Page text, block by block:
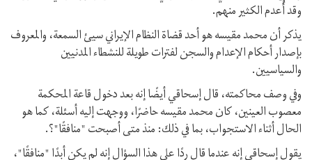
وقد أُعدم الكثير منهم.
يذكر أن محمد مقيسه هو أحد قضاة النظام الإيراني سيئ السمعة، والمعروف
بإصدار أحكام الإعدام والسجن لفترات طويلة للنشطاء المدنيين
والسياسيين.
وفي وصف محاكمته، قال إسحاقي أيضًا إنه بعد دخول قاعة المحكمة
معصوب العينين، كان محمد مقيسه حاضرًا، ووجهت إليه أسئلة، كما هو
الحال أثناء الاستجواب، بما في ذلك: منذ متى أصبحت "منافقًا"؟.